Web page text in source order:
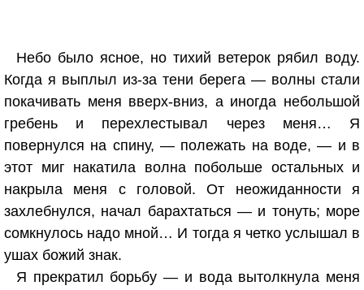
Небо было ясное, но тихий ветерок рябил воду.
Когда я выплыл из-за тени берега — волны стали
покачивать меня вверх-вниз, а иногда небольшой
гребень и перехлестывал через меня… Я
повернулся на спину, — полежать на воде, — и в
этот миг накатила волна побольше остальных и
накрыла меня с головой. От неожиданности я
захлебнулся, начал барахтаться — и тонуть; море
сомкнулось надо мной… И тогда я четко услышал в
ушах божий знак.
Я прекратил борьбу — и вода вытолкнула меня